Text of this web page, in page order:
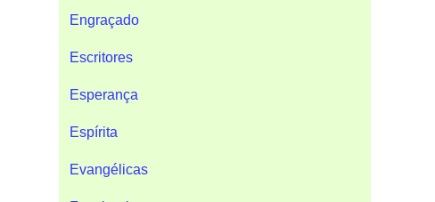
Engraçado
Escritores
Esperança
Espírita
Evangélicas